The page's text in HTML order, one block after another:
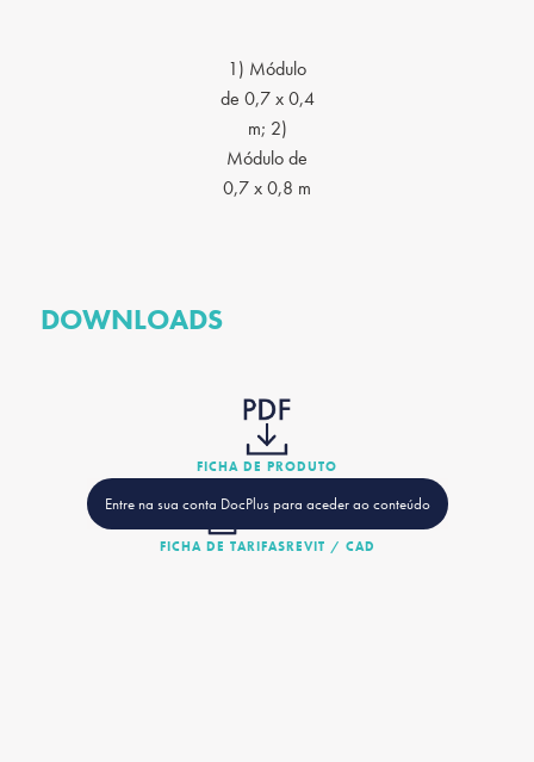
1) Módulo
de 0,7 x 0,4
m; 2)
Módulo de
0,7 x 0,8 m
DOWNLOADS
FICHA DE PRODUTO
Entre na sua conta DocPlus para aceder ao conteúdo
FICHA DE TARIFASREVIT / CAD